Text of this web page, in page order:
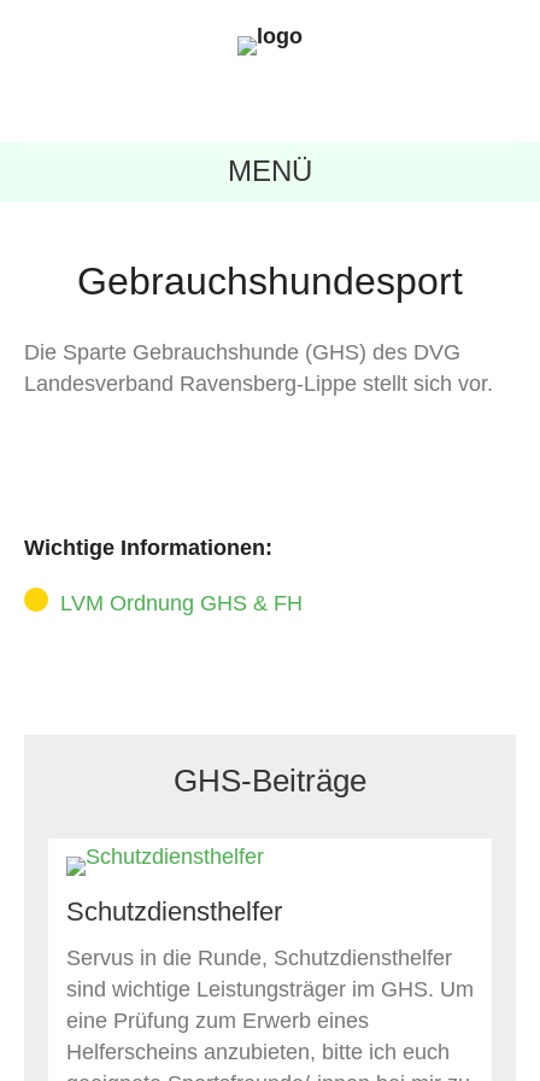
MENÜ
Gebrauchshundesport
Die Sparte Gebrauchshunde (GHS) des DVG
Landesverband Ravensberg-Lippe stellt sich vor.
Wichtige Informationen:
LVM Ordnung GHS & FH
GHS-Beiträge
Schutzdiensthelfer
Servus in die Runde, Schutzdiensthelfer
sind wichtige Leistungsträger im GHS. Um
eine Prüfung zum Erwerb eines
Helferscheins anzubieten, bitte ich euch